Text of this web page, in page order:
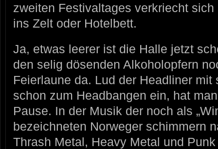
zweiten Festivaltages verkriecht
ins Zelt oder Hotelbett.
Ja, etwas leerer ist die Halle jetzt
den selig dösenden Alkoholopfern
Feierlaune da. Lud der Headliner
schon zum Headbangen ein, hat
Pause. In der Musik der noch als
bezeichneten Norweger schimmern
Thrash Metal, Heavy Metal und